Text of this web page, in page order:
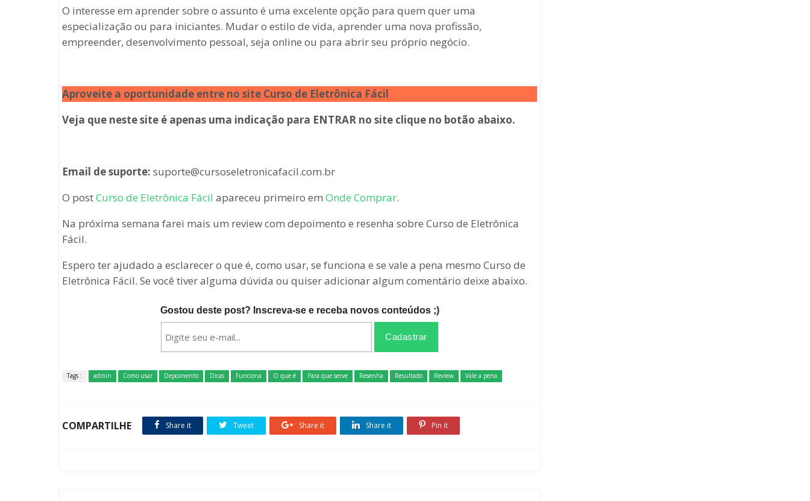
O interesse em aprender sobre o assunto é uma excelente opção para quem quer uma
especialização ou para iniciantes. Mudar o estilo de vida, aprender uma nova profissão,
empreender, desenvolvimento pessoal, seja online ou para abrir seu próprio negócio.
Aproveite a oportunidade entre no site Curso de Eletrônica Fácil
Veja que neste site é apenas uma indicação para ENTRAR no site clique no botão abaixo.
Email de suporte: suporte@cursoseletronicafacil.com.br
O postCurso de Eletrônica Fácil apareceu primeiro em Onde Comprar.
Na próxima semana farei mais um review com depoimento e resenha sobre Curso de Eletrônica
Fácil.
Espero ter ajudado a esclarecer o que é, como usar, se funciona e se vale a pena mesmo Curso de
Eletrônica Fácil. Se você tiver alguma dúvida ou quiser adicionar algum comentário deixe abaixo.
Gostou deste post? Inscreva-se e receba novos conteúdos ;)
Tags : admin Como usar Depoimento Dicas Funciona O que é Para que serve Resenha Resultado Review Vale a pena
COMPARTILHE Share it Tweet Share it Share it Pin it